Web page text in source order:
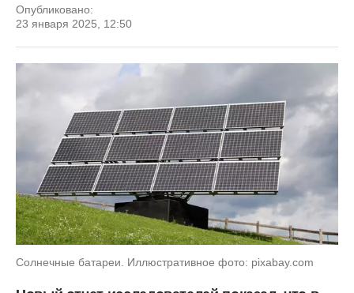
Опубликовано:
23 января 2025, 12:50
Солнечные батареи. Иллюстративное фото: pixabay.com